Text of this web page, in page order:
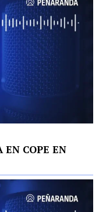
EN COPE EN